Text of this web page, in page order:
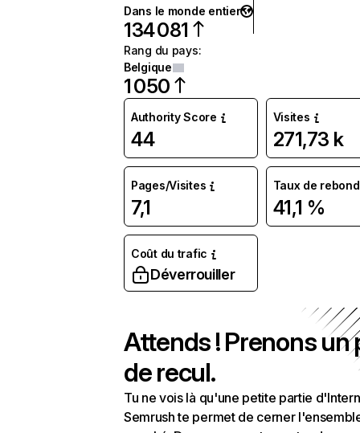
Dans le monde entier
134 081
Rang du pays:
Belgique
1 050
Authority Score
44
Visites
271,73 k
Pages/Visites
7,1
Taux de rebond
41,1 %
Coût du trafic
Déverrouiller
Attends ! Prenons un
de recul.
Tu ne vois là qu'une petite partie
Semrush te permet de cerner